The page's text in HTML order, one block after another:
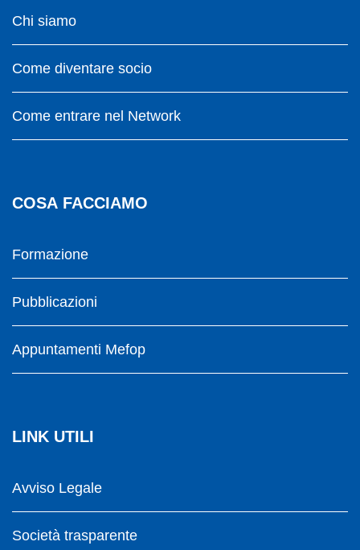
Chi siamo
Come diventare socio
Come entrare nel Network
COSA FACCIAMO
Formazione
Pubblicazioni
Appuntamenti Mefop
LINK UTILI
Avviso Legale
Società trasparente